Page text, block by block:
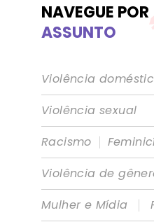
NAVEGUE POR
ASSUNTO
Violência
Violência sexual
Racismo |
Violência de
Mulher e Mídia
|